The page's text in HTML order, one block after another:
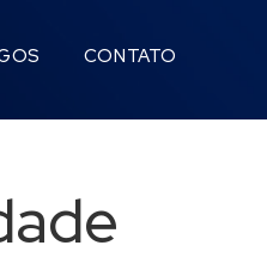
CONTATO